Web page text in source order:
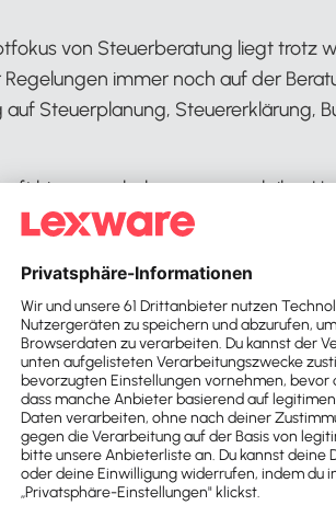
von Steuerberatung liegt trotz
immer noch auf der
Steuerplanung, Steuererklärung,
hingegen haben zwar auch ihre
Angebot.
und von Anfang an noch
Führung eines Unternehmens,
Erreichen von Gewinnzielen, auf
betriebliche Aspekte wie
sonst gerät das Unternehmen